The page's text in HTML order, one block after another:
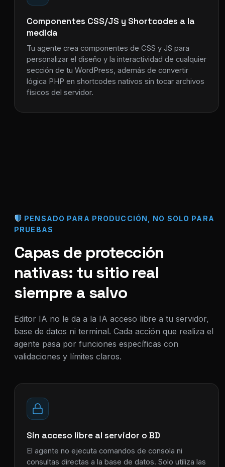
Componentes CSS/JS y Shortcodes a la
medida
Tu agente crea componentes de CSS y JS para
personalizar el diseño y la interactividad de cualquier
sección de tu WordPress, además de convertir
lógica PHP en shortcodes nativos sin tocar archivos
físicos del servidor.
PENSADO PARA PRODUCCIÓN, NO SOLO PARA
PRUEBAS
Capas de protección
nativas: tu sitio real
siempre a salvo
Editor IA no le da a la IA acceso libre a tu servidor,
base de datos ni terminal. Cada acción que realiza el
agente pasa por funciones específicas con
validaciones y límites claros.
Sin acceso libre al servidor o BD
El agente no ejecuta comandos de consola ni
consultas directas a la base de datos. Solo utiliza las